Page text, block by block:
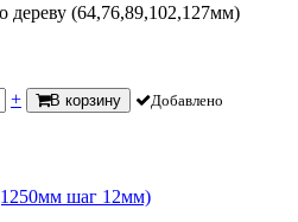
дереву (64,76,89,102,127мм)
+ В корзину Добавлено
шаг 12мм)